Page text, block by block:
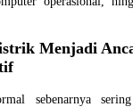
Menjadi
sebenarnya